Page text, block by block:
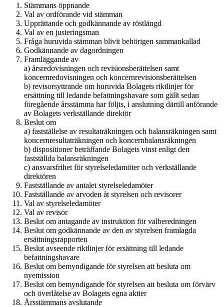
Stämmans öppnande
Val av ordförande vid stämman
Upprättande och godkännande av röstlängd
Val av en justeringsman
Fråga huruvida stämman blivit behörigen sammankallad
Godkännande av dagordningen
Framläggande av ​​​​​​
a) årsredovisningen och revisionsberättelsen samt
koncernredovisningen och koncernrevisionsberättelsen
b) revisorsyttrande om huruvida Bolagets riktlinjer för
ersättning till ledande befattningshavare som gällt sedan
föregående årsstämma har följts, i anslutning därtill anförande
av Bolagets verkställande direktör
Beslut om
a) fastställelse av resultaträkningen och balansräkningen samt
koncernresultaträkningen och koncernbalansräkningen
b) dispositioner beträffande Bolagets vinst enligt den
fastställda balansräkningen
c) ansvarsfrihet för styrelseledamöter och verkställande
direktören
Fastställande av antalet styrelseledamöter
Fastställande av arvoden åt styrelsen och revisorer
Val av styrelseledamöter
Val av revisor
Beslut om antagande av instruktion för valberedningen
Beslut om godkännande av den av styrelsen framlagda
ersättningsrapporten
Beslut avseende riktlinjer för ersättning till ledande
befattningshavare
Beslut om bemyndigande för styrelsen att besluta om
nyemission
Beslut om bemyndigande för styrelsen att besluta om förvärv
och överlåtelse av Bolagets egna aktier
Årsstämmans avslutande